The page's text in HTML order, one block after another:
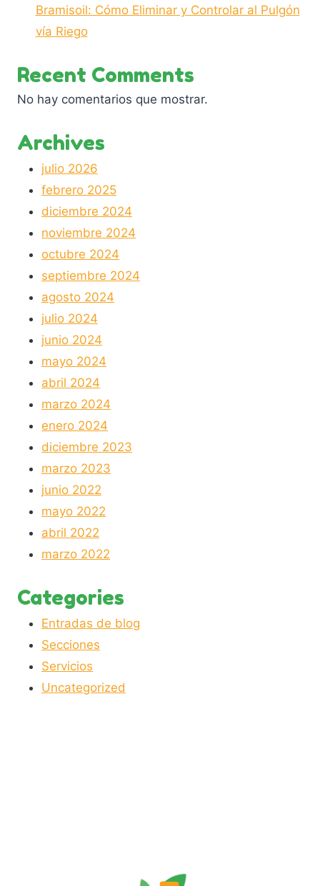
Bramisoil: Cómo Eliminar y Controlar al Pulgón
vía Riego
Recent Comments
No hay comentarios que mostrar.
Archives
julio 2026
febrero 2025
diciembre 2024
noviembre 2024
octubre 2024
septiembre 2024
agosto 2024
julio 2024
junio 2024
mayo 2024
abril 2024
marzo 2024
enero 2024
diciembre 2023
marzo 2023
junio 2022
mayo 2022
abril 2022
marzo 2022
Categories
Entradas de blog
Secciones
Servicios
Uncategorized